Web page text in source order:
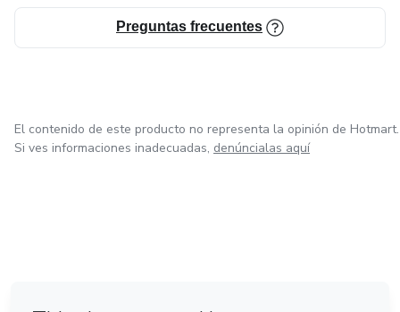
Preguntas frecuentes
El contenido de este producto no representa la opinión de Hotmart.
Si ves informaciones inadecuadas, denúncialas aquí